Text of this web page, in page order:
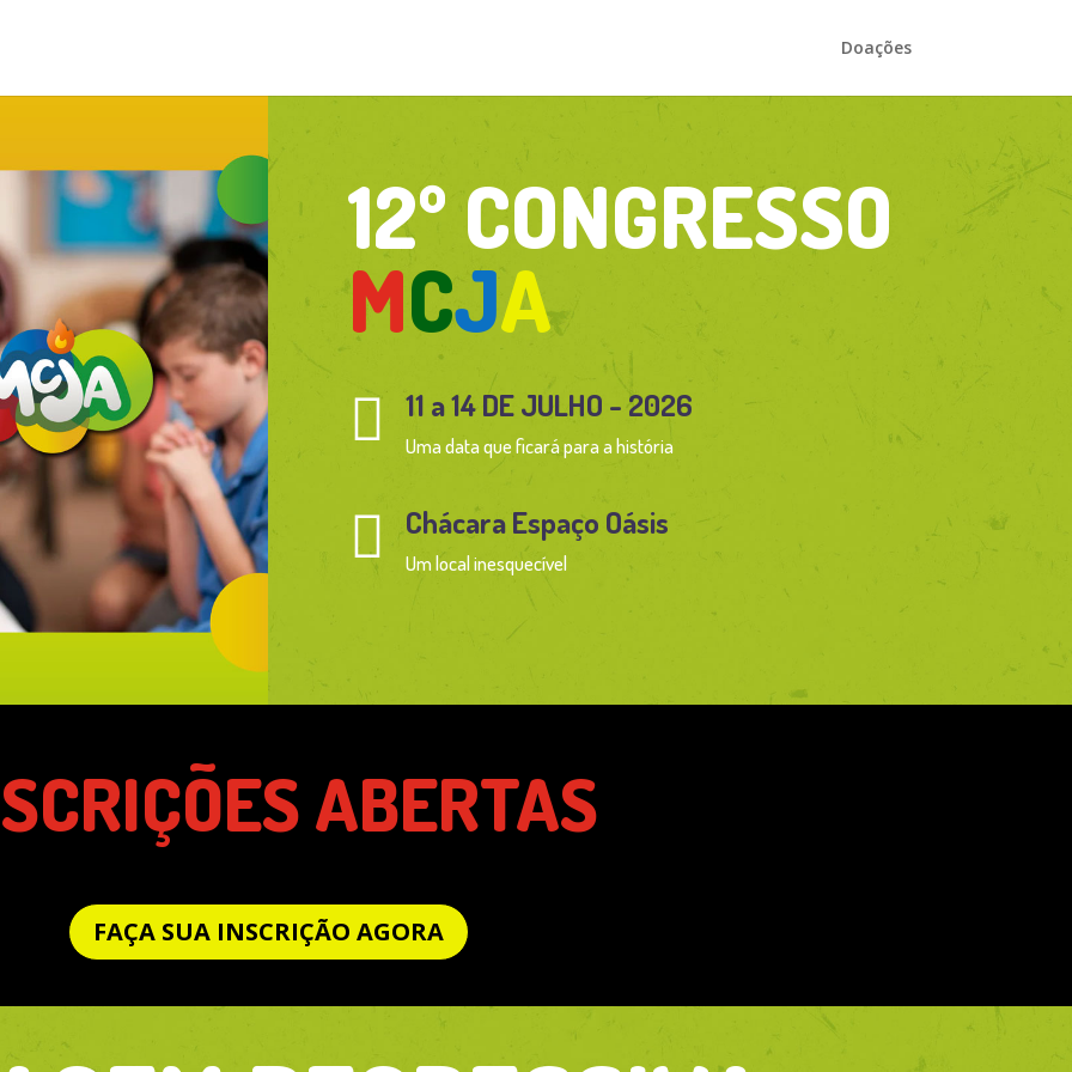
Doações
12º CONGRESSO
MCJA
 11 a 14 DE JULHO - 2026
Uma data que ficará para a história
 Chácara Espaço Oásis
Um local inesquecível
ABERTAS
FAÇA SUA INSCRIÇÃO AGORA